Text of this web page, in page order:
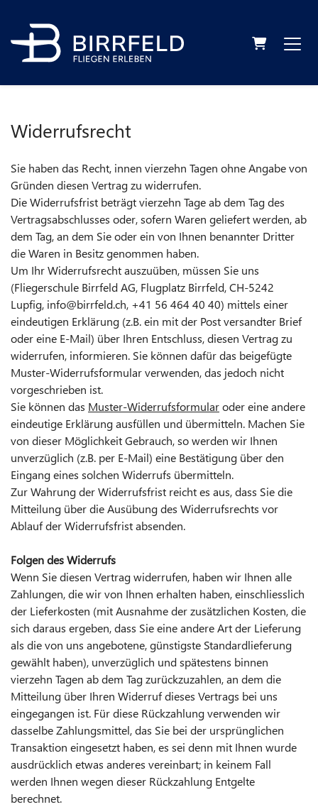
Warenkorb
Widerrufsrecht
Sie haben das Recht, innen vierzehn Tagen ohne Angabe von
Gründen diesen Vertrag zu widerrufen.
Die Widerrufsfrist beträgt vierzehn Tage ab dem Tag des
Vertragsabschlusses oder, sofern Waren geliefert werden, ab
dem Tag, an dem Sie oder ein von Ihnen benannter Dritter
die Waren in Besitz genommen haben.
Um Ihr Widerrufsrecht auszuüben, müssen Sie uns
(Fliegerschule Birrfeld AG, Flugplatz Birrfeld, CH-5242
Lupfig, info@birrfeld.ch, +41 56 464 40 40) mittels einer
eindeutigen Erklärung (z.B. ein mit der Post versandter Brief
oder eine E-Mail) über Ihren Entschluss, diesen Vertrag zu
widerrufen, informieren. Sie können dafür das beigefügte
Muster-Widerrufsformular verwenden, das jedoch nicht
vorgeschrieben ist.
Sie können das Muster-Widerrufsformularoder eine andere
eindeutige Erklärung ausfüllen und übermitteln. Machen Sie
von dieser Möglichkeit Gebrauch, so werden wir Ihnen
unverzüglich (z.B. per E-Mail) eine Bestätigung über den
Eingang eines solchen Widerrufs übermitteln.
Zur Wahrung der Widerrufsfrist reicht es aus, dass Sie die
Mitteilung über die Ausübung des Widerrufsrechts vor
Ablauf der Widerrufsfrist absenden.
Folgen des Widerrufs
Wenn Sie diesen Vertrag widerrufen, haben wir Ihnen alle
Zahlungen, die wir von Ihnen erhalten haben, einschliesslich
der Lieferkosten (mit Ausnahme der zusätzlichen Kosten, die
sich daraus ergeben, dass Sie eine andere Art der Lieferung
als die von uns angebotene, günstigste Standardlieferung
gewählt haben), unverzüglich und spätestens binnen
vierzehn Tagen ab dem Tag zurückzuzahlen, an dem die
Mitteilung über Ihren Widerruf dieses Vertrags bei uns
eingegangen ist. Für diese Rückzahlung verwenden wir
dasselbe Zahlungsmittel, das Sie bei der ursprünglichen
Transaktion eingesetzt haben, es sei denn mit Ihnen wurde
ausdrücklich etwas anderes vereinbart; in keinem Fall
werden Ihnen wegen dieser Rückzahlung Entgelte
berechnet.